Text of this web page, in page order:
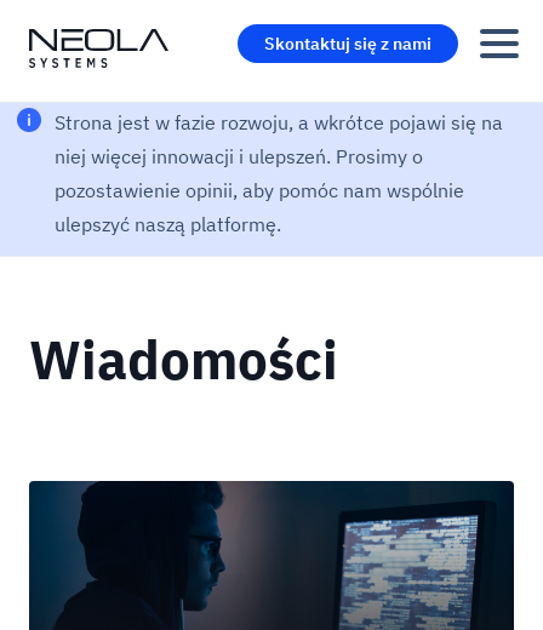
Skontaktuj się z nami
Strona jest w fazie rozwoju, a wkrótce pojawi się na
niej więcej innowacji i ulepszeń. Prosimy o
pozostawienie opinii, aby pomóc nam wspólnie
ulepszyć naszą platformę.
Wiadomości